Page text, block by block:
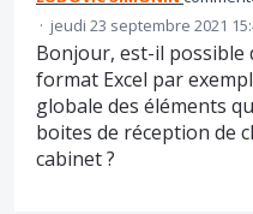
· jeudi 23 septembre 2021
Bonjour, est-il possible
format Excel par
globale des éléments
boites de réception de
cabinet ?